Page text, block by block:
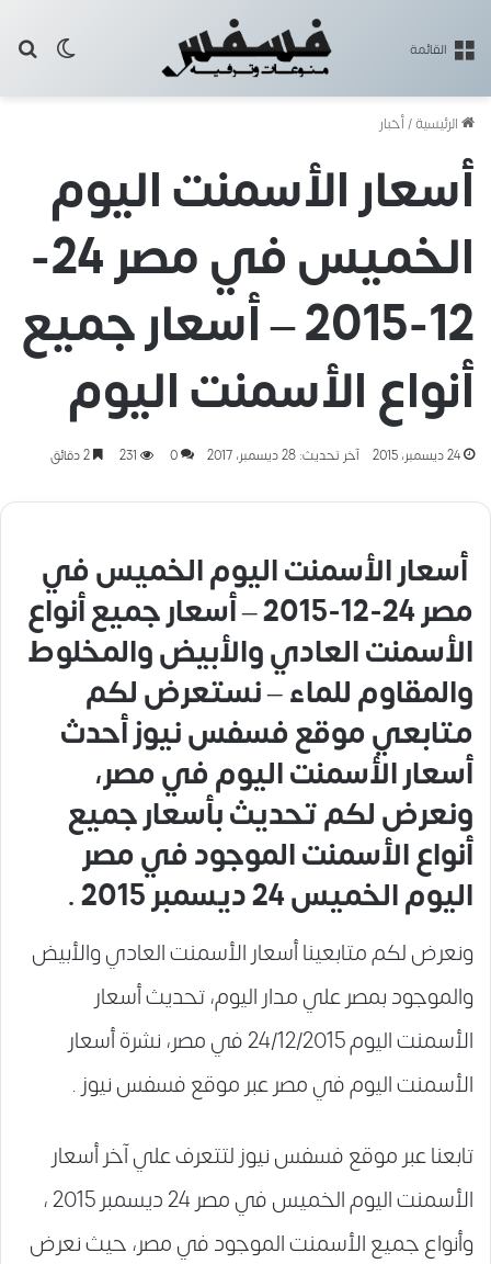
القائمة
الرئيسية/أخبار
أسعار الأسمنت اليوم
الخميس في مصر 24-
12-2015 – أسعار جميع
أنواع الأسمنت اليوم
24 ديسمبر، 2015 آخر تحديث: 28 ديسمبر، 2017 0
231
أسعار الأسمنت اليوم الخميس في
مصر 24-12-2015 – أسعار جميع أنواع
الأسمنت العادي والأبيض والمخلوط
والمقاوم للماء – نستعرض لكم
متابعي موقع فسفس نيوز أحدث
أسعار الأسمنت اليوم في مصر،
ونعرض لكم تحديث بأسعار جميع
أنواع الأسمنت الموجود في مصر
اليوم الخميس 24 ديسمبر 2015 .
ونعرض لكم متابعينا أسعار الأسمنت العادي والأبيض
والموجود بمصر علي مدار اليوم، تحديث أسعار
الأسمنت اليوم 24/12/2015 في مصر، نشرة أسعار
الأسمنت اليوم في مصر عبر موقع فسفس نيوز .
تابعنا عبر موقع فسفس نيوز لتتعرف علي آخر أسعار
الأسمنت اليوم الخميس في مصر 24 ديسمبر 2015 ،
وأنواع جميع الأسمنت الموجود في مصر، حيث نعرض